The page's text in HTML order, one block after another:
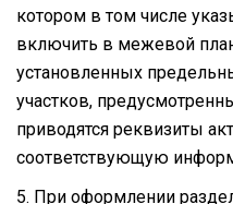
котором в том числе
включить в межевой
установленных
участков,
приводятся реквизиты
соответствующую
5. При оформлении